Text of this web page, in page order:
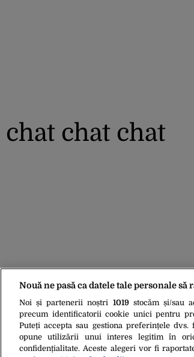
chat chat chat
Nouă ne pasă ca datele tale personale
Noi și partenerii noștri 1019stocăm și/sau
precum identificatorii cookie unici pentru
Puteți accepta sau gestiona preferințele
opune utilizării unui interes legitim în
confidențialitate. Aceste alegeri vor fi